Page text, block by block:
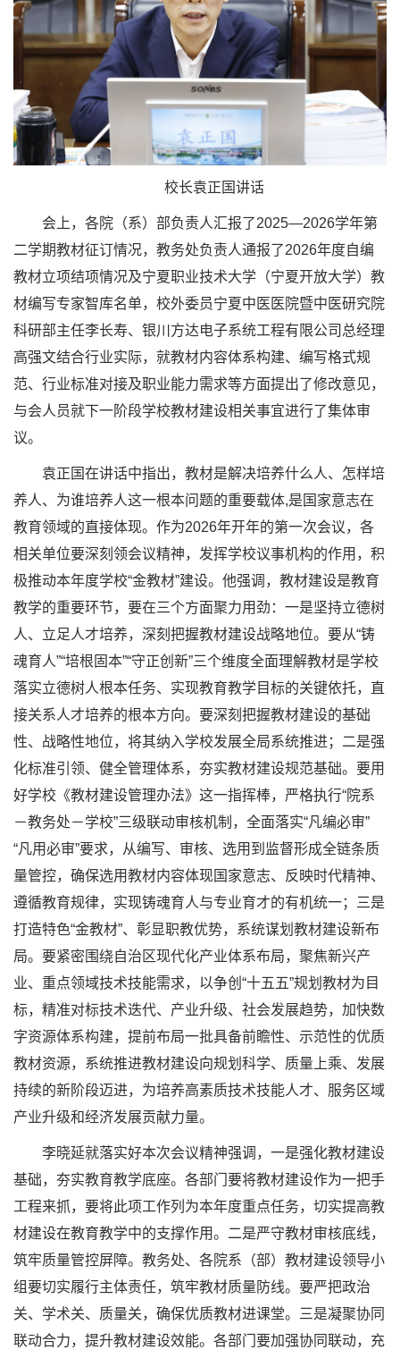
校长袁正国讲话
会上，各院（系）部负责人汇报了2025—2026学年第
二学期教材征订情况，教务处负责人通报了2026年度自编
教材立项结项情况及宁夏职业技术大学（宁夏开放大学）教
材编写专家智库名单，校外委员宁夏中医医院暨中医研究院
科研部主任李长寿、银川方达电子系统工程有限公司总经理
高强文结合行业实际，就教材内容体系构建、编写格式规
范、行业标准对接及职业能力需求等方面提出了修改意见，
与会人员就下一阶段学校教材建设相关事宜进行了集体审
议。
袁正国在讲话中指出，教材是解决培养什么人、怎样培
养人、为谁培养人这一根本问题的重要载体,是国家意志在
教育领域的直接体现。作为2026年开年的第一次会议，各
相关单位要深刻领会议精神，发挥学校议事机构的作用，积
极推动本年度学校“金教材”建设。他强调，教材建设是教育
教学的重要环节，要在三个方面聚力用劲：一是坚持立德树
人、立足人才培养，深刻把握教材建设战略地位。要从“铸
魂育人”“培根固本”“守正创新”三个维度全面理解教材是学校
落实立德树人根本任务、实现教育教学目标的关键依托，直
接关系人才培养的根本方向。要深刻把握教材建设的基础
性、战略性地位，将其纳入学校发展全局系统推进；二是强
化标准引领、健全管理体系，夯实教材建设规范基础。要用
好学校《教材建设管理办法》这一指挥棒，严格执行“院系
－教务处－学校”三级联动审核机制，全面落实“凡编必审”
“凡用必审”要求，从编写、审核、选用到监督形成全链条质
量管控，确保选用教材内容体现国家意志、反映时代精神、
遵循教育规律，实现铸魂育人与专业育才的有机统一；三是
打造特色“金教材”、彰显职教优势，系统谋划教材建设新布
局。要紧密围绕自治区现代化产业体系布局，聚焦新兴产
业、重点领域技术技能需求，以争创“十五五”规划教材为目
标，精准对标技术迭代、产业升级、社会发展趋势，加快数
字资源体系构建，提前布局一批具备前瞻性、示范性的优质
教材资源，系统推进教材建设向规划科学、质量上乘、发展
持续的新阶段迈进，为培养高素质技术技能人才、服务区域
产业升级和经济发展贡献力量。
李晓延就落实好本次会议精神强调，一是强化教材建设
基础，夯实教育教学底座。各部门要将教材建设作为一把手
工程来抓，要将此项工作列为本年度重点任务，切实提高教
材建设在教育教学中的支撑作用。二是严守教材审核底线，
筑牢质量管控屏障。教务处、各院系（部）教材建设领导小
组要切实履行主体责任，筑牢教材质量防线。要严把政治
关、学术关、质量关，确保优质教材进课堂。三是凝聚协同
联动合力，提升教材建设效能。各部门要加强协同联动，充